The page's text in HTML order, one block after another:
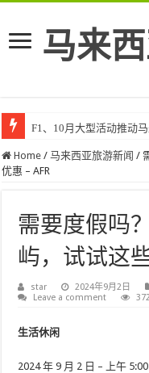
马来
F1、10月大型活动推动
Klook客路将印度和中东
Home / 马来西亚旅游新闻 /
优惠 – AFR
需要度假吗
屿，试试这些
star 2024年9月2日
Leave a comment
生活休闲
2024 年 9 月 2 日 – 上午 5:00